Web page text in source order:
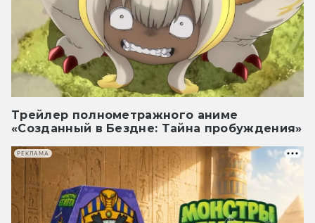
Трейлер полнометражного аниме
«Созданный в Бездне: Тайна пробуждения»
РЕКЛАМА